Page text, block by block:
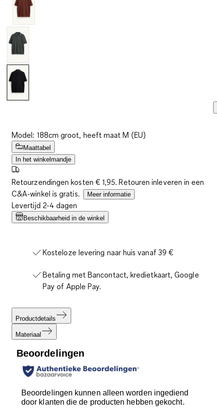
Model: 188cm groot, heeft maat M (EU)
Maattabel
In het winkelmandje
Retourzendingen kosten € 1,95. Retouren inleveren in een
C&A-winkel is gratis.
Meer informatie
Levertijd 2-4 dagen
Beschikbaarheid in de winkel
Kosteloze levering naar huis vanaf 39 €
Betaling met Bancontact, kredietkaart, Google
Pay of Apple Pay.
Productdetails
Materiaal
Beoordelingen
Beoordelingen kunnen alleen worden ingediend
door klanten die de producten hebben gekocht.